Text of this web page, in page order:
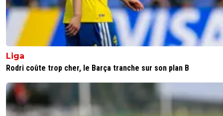
Liga
Rodri coûte trop cher, le Barça tranche sur son plan B